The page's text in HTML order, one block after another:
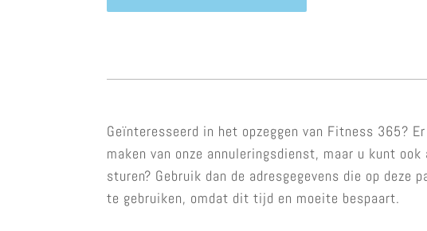
Geïnteresseerd in het opzeggen van Fitness 365?
maken van onze annuleringsdienst, maar u kunt
sturen? Gebruik dan de adresgegevens die op
te gebruiken, omdat dit tijd en moeite bespaart.